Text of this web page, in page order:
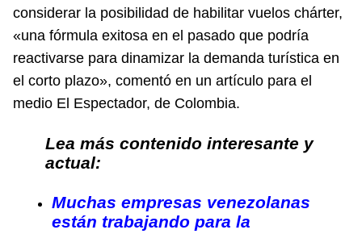
considerar la posibilidad de habilitar vuelos chárter,
«una fórmula exitosa en el pasado que podría
reactivarse para dinamizar la demanda turística en
el corto plazo», comentó en un artículo para el
medio El Espectador, de Colombia.
Lea más contenido interesante y
actual:
Muchas empresas venezolanas
están trabajando para la